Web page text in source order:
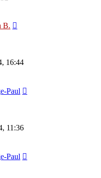
B.
16:44
Paul
11:36
Paul